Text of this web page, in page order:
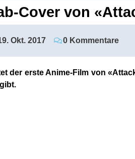
Cover von
Okt. 2017 0 Kommentare
der erste Anime-Film von